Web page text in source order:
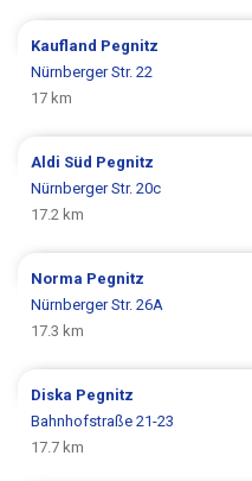
Kaufland Pegnitz
Nürnberger Str. 22
17 km
Aldi Süd Pegnitz
Nürnberger Str. 20c
17.2 km
Norma Pegnitz
Nürnberger Str. 26A
17.3 km
Diska Pegnitz
Bahnhofstraße 21-23
17.7 km